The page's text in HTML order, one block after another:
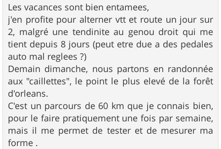
s
s
a
e
Les vacances sont bien entamees,
j'en profite pour alterner vtt et route un jour sur
2, malgré une tendinite au genou droit qui me
tient depuis 8 jours (peut etre due a des pedales
auto mal reglees ?)
Demain dimanche, nous partons en randonnée
aux "caillettes", le point le plus elevé de la forêt
d'orleans.
C'est un parcours de 60 km que je connais bien,
pour le faire pratiquement une fois par semaine,
mais il me permet de tester et de mesurer ma
forme .